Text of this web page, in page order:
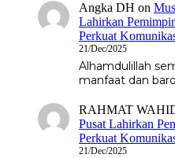
Angka DH on
Lahirkan
Perkuat
21/Dec/2025
Alhamdulillah
manfaat dan
RAHMAT
Pusat Lahirkan
Perkuat
21/Dec/2025